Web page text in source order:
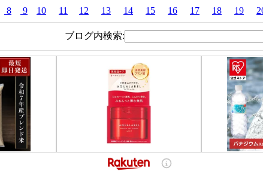
8 9 10 11 12 13 14 15 16 17 18 19
ブログ内検索: